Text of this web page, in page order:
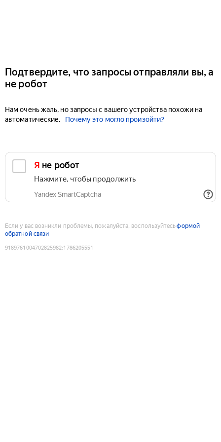
Подтвердите, что запросы отправляли вы, а
не робот
Нам очень жаль, но запросы с вашего устройства похожи на
автоматические.
Почему это могло произойти?
Я не робот
Нажмите, чтобы продолжить
Yandex SmartCaptcha
Если у вас возникли проблемы, пожалуйста, воспользуйтесьформой
обратной связи
9189761004702825982:1786205551